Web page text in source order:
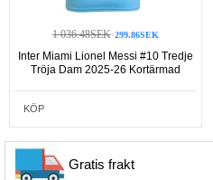
1 036.48SEK 299.86SEK
Inter Miami Lionel Messi #10 Tredje
Tröja Dam 2025-26 Kortärmad
KÖP
Gratis frakt